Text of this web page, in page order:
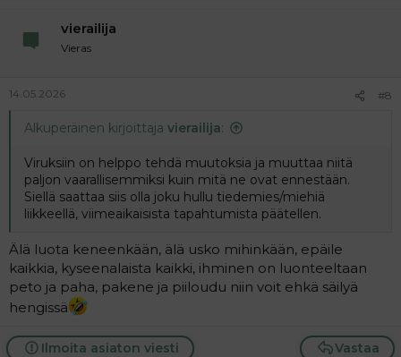
vierailija
Vieras
14.05.2026 #8
Alkuperäinen kirjoittaja vierailija:
Viruksiin on helppo tehdä muutoksia ja muuttaa niitä
paljon vaarallisemmiksi kuin mitä ne ovat ennestään.
Siellä saattaa siis olla joku hullu tiedemies/miehiä
liikkeellä, viimeaikaisista tapahtumista päätellen.
Älä luota keneenkään, älä usko mihinkään, epäile
kaikkia, kyseenalaista kaikki, ihminen on luonteeltaan
peto ja paha, pakene ja piiloudu niin voit ehkä säilyä
hengissä
Vastaa
Ilmoita asiaton viesti